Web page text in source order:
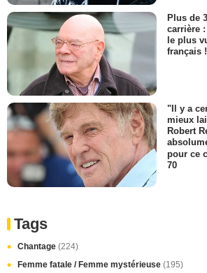
Plus de
carrière
le plus
français !
"Il y a
mieux
Robert
pour ce
70
Tags
Chantage (224)
Femme fatale / Femme mystérieuse (195)